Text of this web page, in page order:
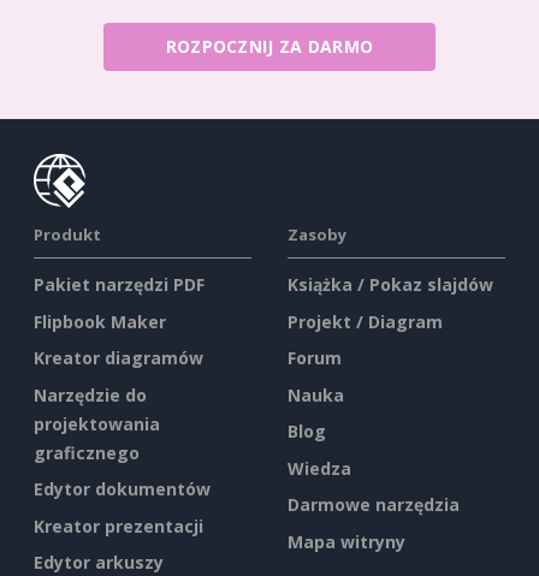
ROZPOCZNIJ ZA DARMO
Produkt
Pakiet narzędzi PDF
Flipbook Maker
Kreator diagramów
Narzędzie do
projektowania
graficznego
Edytor dokumentów
Kreator prezentacji
Edytor arkuszy
Zasoby
Książka / Pokaz slajdów
Projekt / Diagram
Forum
Nauka
Blog
Wiedza
Darmowe narzędzia
Mapa witryny